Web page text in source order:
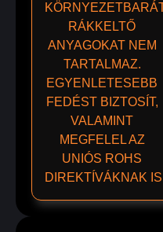
RÁKKELTŐ
ANYAGOKAT NEM
TARTALMAZ.
EGYENLETESEBB
FEDÉST BIZTOSÍT,
VALAMINT
MEGFELEL AZ
UNIÓS ROHS
DIREKTÍVÁKNAK